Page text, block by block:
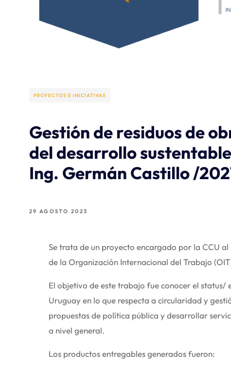
PROYECTOS E INICIATIVAS
Gestión de residuos de
del desarrollo
Ing. Germán Castillo /
29 AGOSTO 2023
Se trata de un proyecto encargado por la CCU
de la Organización Internacional del Trabajo
El objetivo de este trabajo fue conocer el
Uruguay en lo que respecta a circularidad y
propuestas de política pública y desarrollar
a nivel general.
Los productos entregables generados fueron: